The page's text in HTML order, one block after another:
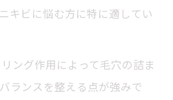
キビに悩む方に特に適してい
ング作用によって毛穴の詰ま
ランスを整える点が強みで